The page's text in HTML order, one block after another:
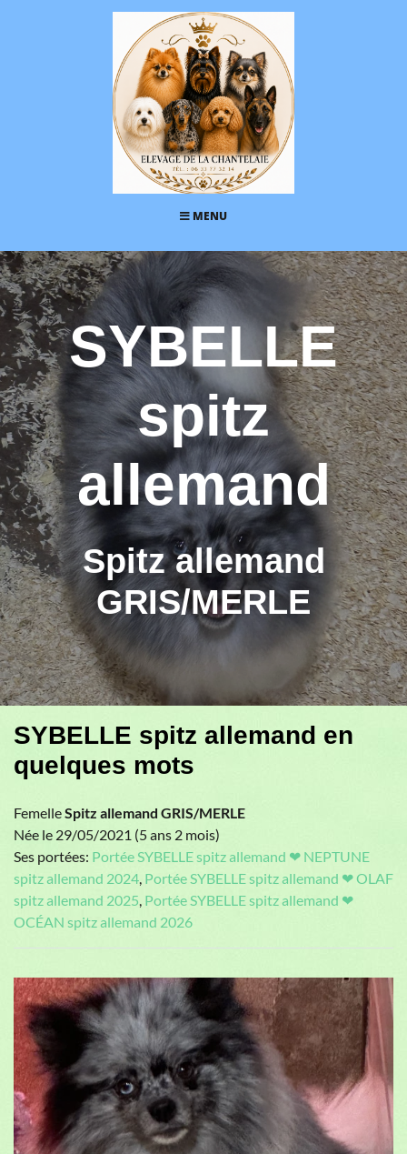
MENU
SYBELLE
spitz
allemand
Spitz allemand
GRIS/MERLE
SYBELLE spitz allemand en
quelques mots
FemelleSpitz allemand GRIS/MERLE
Née le 29/05/2021 (5 ans 2 mois)
Ses portées: Portée SYBELLE spitz allemand ❤ NEPTUNE
spitz allemand 2024, Portée SYBELLE spitz allemand ❤ OLAF
spitz allemand 2025, Portée SYBELLE spitz allemand ❤
OCÉAN spitz allemand 2026